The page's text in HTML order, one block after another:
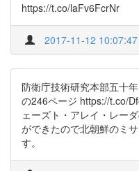
https://t.co/laFv6FcrNr
2017-11-12 10:07:47
防衛庁技術研究本部五十
の246ページ https://t.co/
ェーズト・アレイ・レー
ができたので北朝鮮のミ
す。